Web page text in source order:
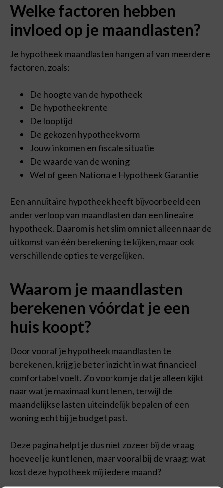
Welke factoren hebben
invloed op je maandlasten?
Je hypotheek maandlasten hangen af van meerdere
factoren, zoals:
De hoogte van de hypotheek
De hypotheekrente
De looptijd
De gekozen hypotheekvorm
Jouw inkomen en fiscale situatie
De waarde van de woning
Wel of geen Nationale Hypotheek Garantie
Een annuïtaire hypotheek heeft bijvoorbeeld een
ander verloop van maandlasten dan een lineaire
hypotheek. Daarom is het slim om niet alleen naar de
uitkomst van één berekening te kijken, maar ook
verschillende opties te vergelijken.
Waarom je maandlasten
berekenen vóórdat je een
huis koopt?
Door vooraf je hypotheek maandlasten te
berekenen, krijg je beter inzicht in wat financieel
comfortabel voelt. Zo voorkom je dat je alleen kijkt
naar wat je maximaal kunt lenen, terwijl de
maandelijkse lasten uiteindelijk bepalen of een
woning echt bij je budget past.
Deze pagina helpt je dus niet zozeer bij de vraag
hoeveel je kunt lenen, maar vooral bij de vraag: wat
kost deze hypotheek mij iedere maand?